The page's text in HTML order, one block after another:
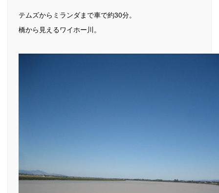
テムズからミランダまで車で約30分。
橋から見えるワイホー川。